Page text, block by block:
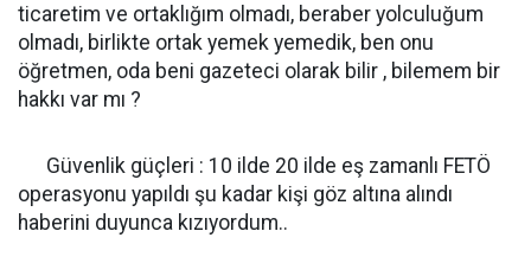
ticaretim ve ortaklığım olmadı, beraber yolculuğum
olmadı, birlikte ortak yemek yemedik, ben onu
öğretmen, oda beni gazeteci olarak bilir , bilemem bir
hakkı var mı ?
Güvenlik güçleri : 10 ilde 20 ilde eş zamanlı FETÖ
operasyonu yapıldı şu kadar kişi göz altına alındı
haberini duyunca kızıyordum..